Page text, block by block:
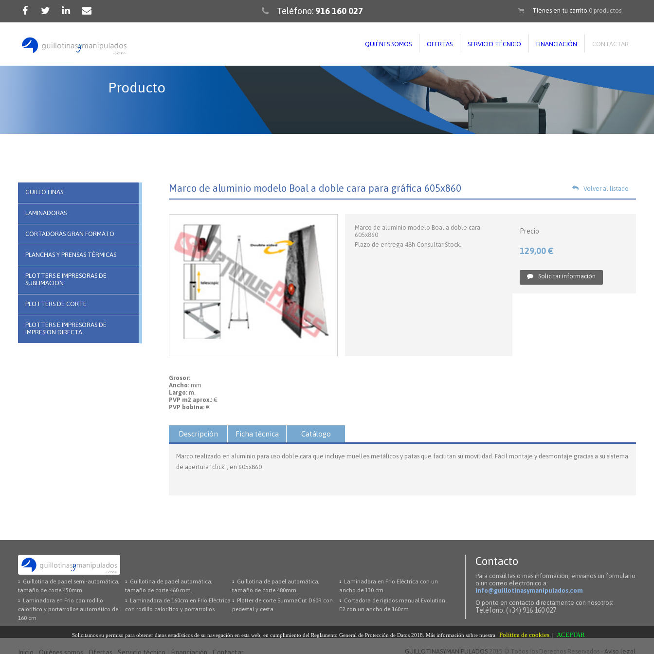
Solicitamos su permiso para obtener datos estadísticos de su navegación en esta web, en cumplimiento del Reglamento General de Protección de Datos 2018. Más información sobre nuestra Política de cookies . | ACEPTAR
Teléfono: 916 160 027 Tienes en tu carrito 0 productos
QUIÉNES SOMOS OFERTAS SERVICIO TÉCNICO FINANCIACIÓN CONTACTAR
Producto
GUILLOTINAS
LAMINADORAS
CORTADORAS GRAN FORMATO
PLANCHAS Y PRENSAS TÉRMICAS
PLOTTERS E IMPRESORAS DE
SUBLIMACION
PLOTTERS DE CORTE
PLOTTERS E IMPRESORAS DE
IMPRESION DIRECTA
Marco de aluminio modelo Boal a doble cara para gráfica 605x860 Volver al listado
Marco de aluminio modelo Boal a doble cara
605x860
Plazo de entrega 48h Consultar Stock.
Precio
129,00 €
Solicitar información
Grosor:
Ancho: mm.
Largo: m.
PVP m2 aprox.: €
PVP bobina: €
Descripción Ficha técnica Catálogo
Marco realizado en aluminio para uso doble cara que incluye muelles metálicos y patas que facilitan su movilidad. Fácil montaje y desmontaje gracias a su sistema
de apertura "click", en 605x860
Guillotina de papel semi-automática,
tamaño de corte 450mm
Guillotina de papel automática,
tamaño de corte 460 mm.
Guillotina de papel automática,
tamaño de corte 480mm.
Laminadora en Frío Eléctrica con un
ancho de 130 cm
Laminadora en Frio con rodillo
calorífico y portarrollos automático de
160 cm
Laminadora de 160cm en Frío Eléctrica
con rodillo calorífico y portarrollos
Plotter de corte SummaCut D60R con
pedestal y cesta
Cortadora de rigidos manual Evolution
E2 con un ancho de 160cm
Contacto
Para consultas o más información, envianos un formulario
o un correo electrónico a:
info@guillotinasymanipulados.com
O ponte en contacto directamente con nosotros:
Teléfono: (+34) 916 160 027
Inicio Quiénes somos Ofertas Servicio técnico Financiación Contactar GUILLOTINASYMANIPULADOS 2015 © Todos los Derechos Reservados - Aviso legal